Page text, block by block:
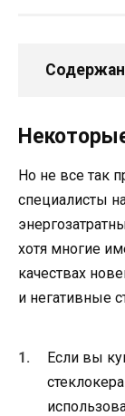
Но не все так
специалисты
хотя многие
качествах
и негативные
Если вы